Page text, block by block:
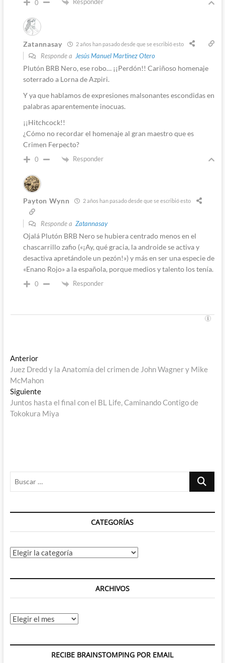
0 Responder
Zatannasay 2 años han pasado desde que se escribió esto
Responde a Jesús Manuel Martínez Otero
Plutón BRB Nero, ese robo… ¡¡Perdón!! Cariñoso homenaje
soterrado a Lorna de Azpiri.
Y ya que hablamos de expresiones malsonantes escondidas en
palabras aparentemente inocuas.
¡¡Hitchcock!!
¿Cómo no recordar el homenaje al gran maestro que es
Crimen Ferpecto?
0 Responder
Payton Wynn 2 años han pasado desde que se escribió esto
Responde a Zatannasay
Ojalá Plutón BRB Nero se hubiera centrado menos en el
chascarrillo zafio («¡Ay, qué gracia, la androide se activa y
desactiva apretándole un pezón!») y más en ser una especie de
«Enano Rojo» a la española, porque medios y talento los tenía.
0 Responder
Navegación
de
entradas
AnteriorEntrada
anterior:
Juez Dredd y la Anatomía del crimen de John Wagner y Mike
McMahon
SiguienteEntrada
siguiente:
Juntos hasta el final con el BL Life, Caminando Contigo de
Tokokura Miya
Buscar
CATEGORÍAS
Categorías
ARCHIVOS
Archivos
RECIBE BRAINSTOMPING POR EMAIL